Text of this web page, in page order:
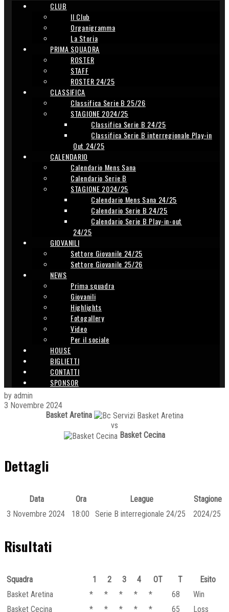
CLUB
Il Club
Organigramma
La Storia
PRIMA SQUADRA
ROSTER
STAFF
ROSTER 24/25
CLASSIFICA
Classifica Serie B 25/26
STAGIONE 2024/25
Classifica Serie B 24/25
Classifica Serie B interregionale Play-in
Out 24/25
CALENDARIO
Calendario Mens Sana
Calendario Serie B
STAGIONE 2024/25
Calendario Mens Sana 24/25
Calendario Serie B 24/25
Calendario Serie B Play-in-out
24/25
GIOVANILI
Settore Giovanile 24/25
Settore Giovanile 25/26
NEWS
Prima squadra
Giovanili
Highlights
Fotogallery
Video
Per il sociale
HOUSE
BIGLIETTI
CONTATTI
SPONSOR
by admin
3 Novembre 2024
Basket Aretina
vs
Basket Cecina
Dettagli
Data Ora League
Stagione
3 Novembre 2024
18:00 Serie B interregionale 24/25 2024/25
Risultati
Squadra 1 2 3 4 OT T
Esito
Basket Aretina
* * * * * 68
Win
Basket Cecina
* * * * * 65 Loss